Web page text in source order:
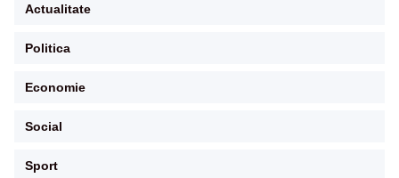
Actualitate
Politica
Economie
Social
Sport